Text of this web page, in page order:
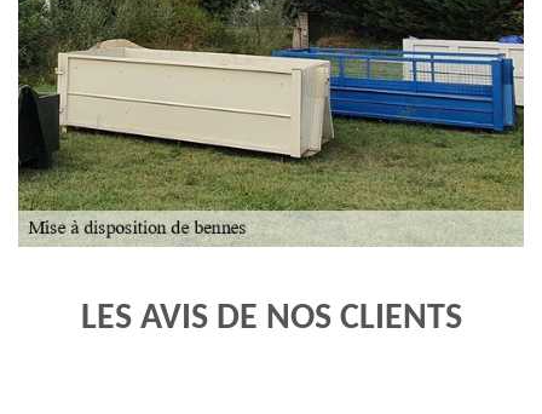
LES AVIS DE NOS CLIENTS